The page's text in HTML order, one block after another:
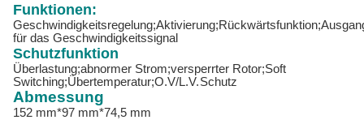
Funktionen:
für das Geschwindigkeitssignal
Schutzfunktion
Überlastung;abnormer Strom;versperrter Rotor;Soft
Switching;Übertemperatur;O.V/L.V.Schutz
Abmessung
152 mm*97 mm*74,5 mm